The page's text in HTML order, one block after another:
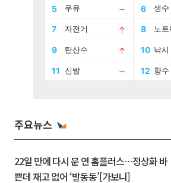
주요뉴스
22일 만에 다시 문 연 홈플러스…정상화 바
쁜데 재고 없어 ‘발동동’[가보니]